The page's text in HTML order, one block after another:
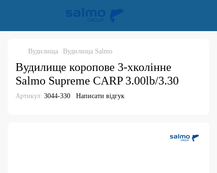
Вудилища Вудилища Salmo
Вудилище коропове 3-хколінне
Salmo Supreme CARP 3.00lb/3.30
Артикул: 3044-330 Написати відгук